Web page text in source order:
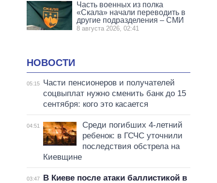
Часть военных из полка
«Скала» начали переводить в
другие подразделения – СМИ
8 августа 2026, 02:41
НОВОСТИ
05:15
Части пенсионеров и получателей
соцвыплат нужно сменить банк до 15
сентября: кого это касается
04:51
Среди погибших 4-летний
ребенок: в ГСЧС уточнили
последствия обстрела на
Киевщине
03:47
В Киеве после атаки баллистикой в